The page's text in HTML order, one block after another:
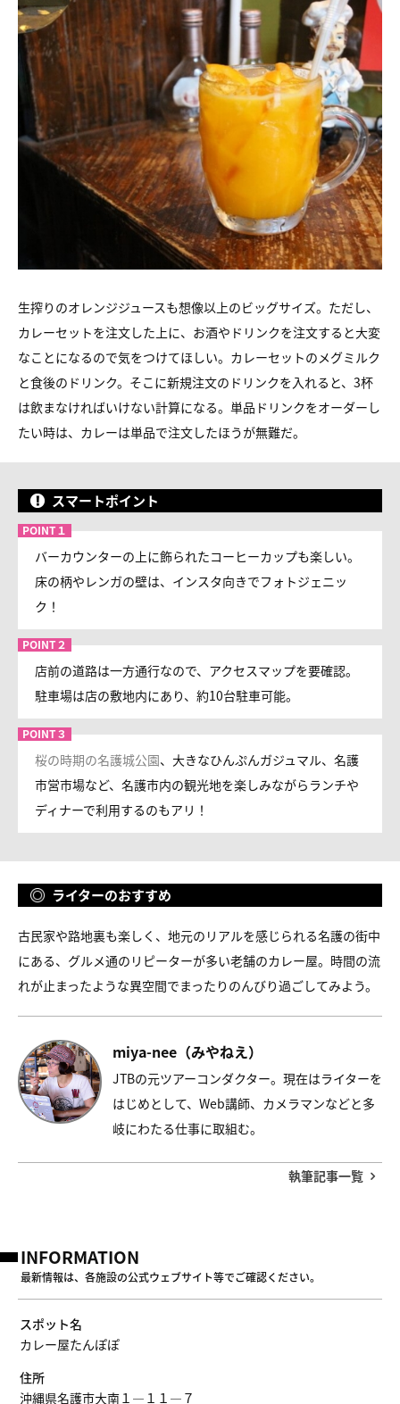
生搾りのオレンジジュースも想像以上のビッグサイズ。ただし、
カレーセットを注文した上に、お酒やドリンクを注文すると大変
なことになるので気をつけてほしい。カレーセットのメグミルク
と食後のドリンク。そこに新規注文のドリンクを入れると、3杯
は飲まなければいけない計算になる。単品ドリンクをオーダーし
たい時は、カレーは単品で注文したほうが無難だ。
スマートポイント
バーカウンターの上に飾られたコーヒーカップも楽しい。
床の柄やレンガの壁は、インスタ向きでフォトジェニッ
ク！
店前の道路は一方通行なので、アクセスマップを要確認。
駐車場は店の敷地内にあり、約10台駐車可能。
桜の時期の名護城公園、大きなひんぷんガジュマル、名護
市営市場など、名護市内の観光地を楽しみながらランチや
ディナーで利用するのもアリ！
ライターのおすすめ
古民家や路地裏も楽しく、地元のリアルを感じられる名護の街中
にある、グルメ通のリピーターが多い老舗のカレー屋。時間の流
れが止まったような異空間でまったりのんびり過ごしてみよう。
miya-nee（みやねえ）
JTBの元ツアーコンダクター。現在はライターを
はじめとして、Web講師、カメラマンなどと多
岐にわたる仕事に取組む。
執筆記事一覧
INFORMATION
最新情報は、各施設の公式ウェブサイト等でご確認ください。
スポット名
カレー屋たんぽぽ
住所
沖縄県名護市大南１—１１—７